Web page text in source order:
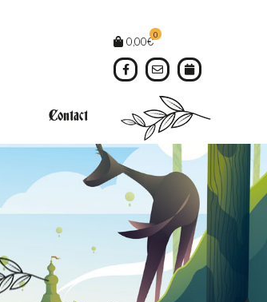
Contact
0
0,00€